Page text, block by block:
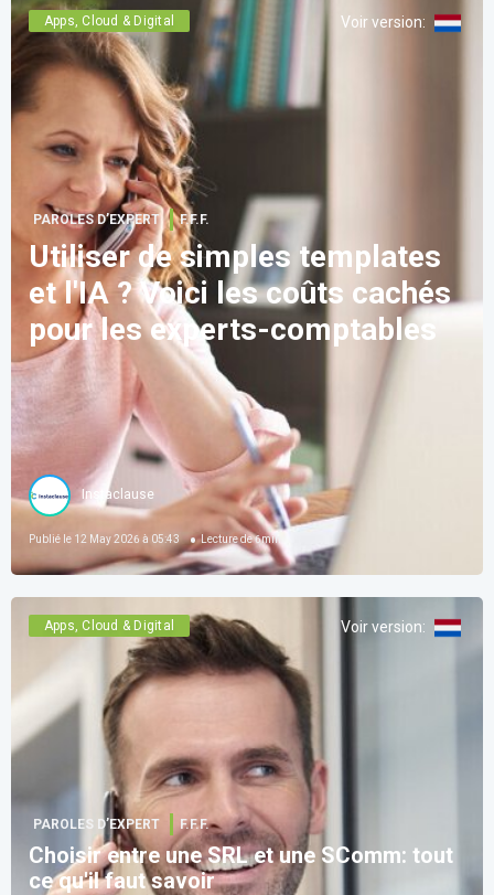
Apps, Cloud & Digital Voir version:
PAROLES D’EXPERT F.F.F.
Utiliser de simples templates
et l'IA ? Voici les coûts cachés
pour les experts-comptables
Instaclause
Publié le 12 May 2026 à 05:43 Lecture de6min
Apps, Cloud & Digital Voir version:
PAROLES D’EXPERT F.F.F.
Choisir entre une SRL et une SComm: tout
ce qu'il faut savoir